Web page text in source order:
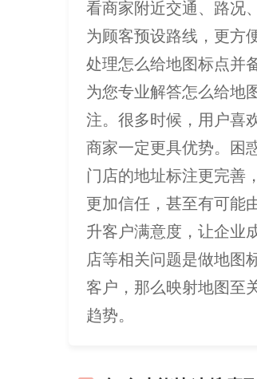
看商家附近交通、路况
为顾客预设路线，更方
处理怎么给地图标点并
为您专业解答怎么给地
注。很多时候，用户喜
商家一定更具优势。困
门店的地址标注更完善
更加信任，甚至有可能
升客户满意度，让企业
店等相关问题是做地图
客户，那么映射地图至
趋势。